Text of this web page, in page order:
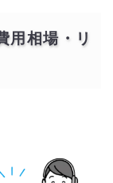
用相場・リ